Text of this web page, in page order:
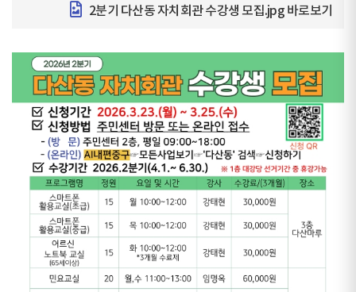
2분기 다산동 자치회관 수강생 모집.jpg 바로보기